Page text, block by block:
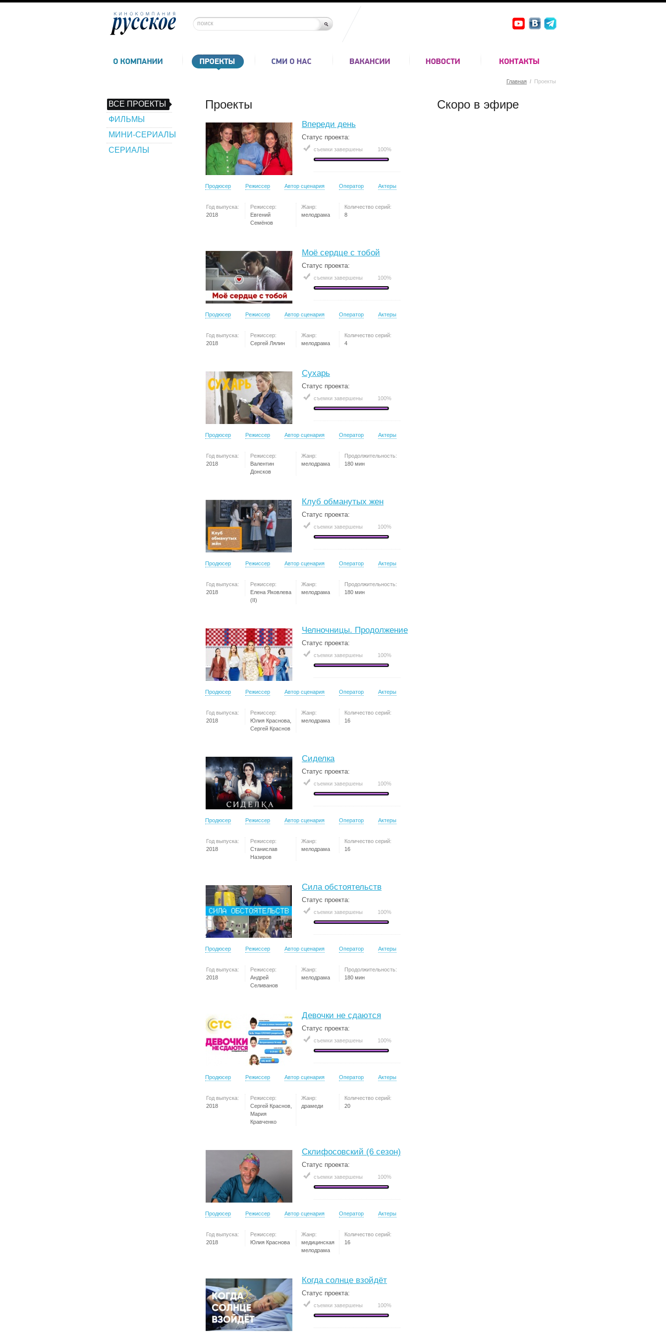
Главная / Проекты
ВСЕ ПРОЕКТЫ
ФИЛЬМЫ
МИНИ-СЕРИАЛЫ
СЕРИАЛЫ
Проекты
Впереди день
Статус проекта:
съемки завершены 100%
Продюсер Режиссер Автор сценария Оператор Актеры
Год выпуска:
2018
Режиссер:
Евгений
Семёнов
Жанр:
мелодрама
Количество серий:
8
Моё сердце с тобой
Статус проекта:
съемки завершены 100%
Продюсер Режиссер Автор сценария Оператор Актеры
Год выпуска:
2018
Режиссер:
Сергей Лялин
Жанр:
мелодрама
Количество серий:
4
Сухарь
Статус проекта:
съемки завершены 100%
Продюсер Режиссер Автор сценария Оператор Актеры
Год выпуска:
2018
Режиссер:
Валентин
Донсков
Жанр:
мелодрама
Продолжительность:
180 мин
Клуб обманутых жен
Статус проекта:
съемки завершены 100%
Продюсер Режиссер Автор сценария Оператор Актеры
Год выпуска:
2018
Режиссер:
Елена Яковлева
(II)
Жанр:
мелодрама
Продолжительность:
180 мин
Челночницы. Продолжение
Статус проекта:
съемки завершены 100%
Продюсер Режиссер Автор сценария Оператор Актеры
Год выпуска:
2018
Режиссер:
Юлия Краснова,
Сергей Краснов
Жанр:
мелодрама
Количество серий:
16
Сиделка
Статус проекта:
съемки завершены 100%
Продюсер Режиссер Автор сценария Оператор Актеры
Год выпуска:
2018
Режиссер:
Станислав
Назиров
Жанр:
мелодрама
Количество серий:
16
Сила обстоятельств
Статус проекта:
съемки завершены 100%
Продюсер Режиссер Автор сценария Оператор Актеры
Год выпуска:
2018
Режиссер:
Андрей
Селиванов
Жанр:
мелодрама
Продолжительность:
180 мин
Девочки не сдаются
Статус проекта:
съемки завершены 100%
Продюсер Режиссер Автор сценария Оператор Актеры
Год выпуска:
2018
Режиссер:
Сергей Краснов,
Мария
Кравченко
Жанр:
драмеди
Количество серий:
20
Склифосовский (6 сезон)
Статус проекта:
съемки завершены 100%
Продюсер Режиссер Автор сценария Оператор Актеры
Год выпуска:
2018
Режиссер:
Юлия Краснова
Жанр:
медицинская
мелодрама
Количество серий:
16
Когда солнце взойдёт
Статус проекта:
съемки завершены 100%
Скоро в эфире